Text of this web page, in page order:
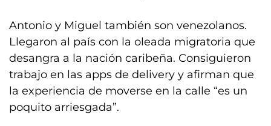
Antonio y Miguel también son venezolanos.
Llegaron al país con la oleada migratoria que
desangra a la nación caribeña. Consiguieron
trabajo en las apps de delivery y afirman que
la experiencia de moverse en la calle “es un
poquito arriesgada”.